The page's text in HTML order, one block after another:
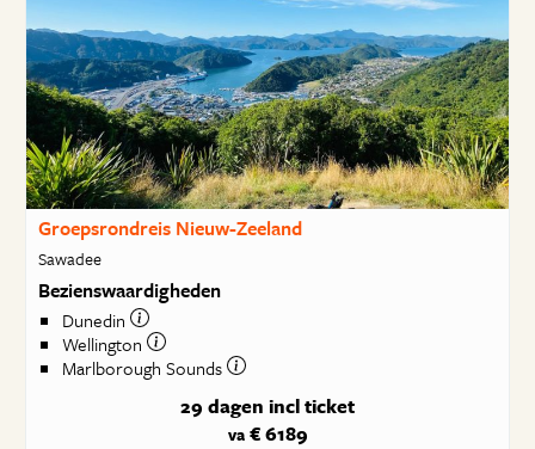
Groepsrondreis Nieuw-Zeeland
Sawadee
Bezienswaardigheden
Dunedin
Wellington
Marlborough Sounds
29 dagen incl ticket
va€ 6189